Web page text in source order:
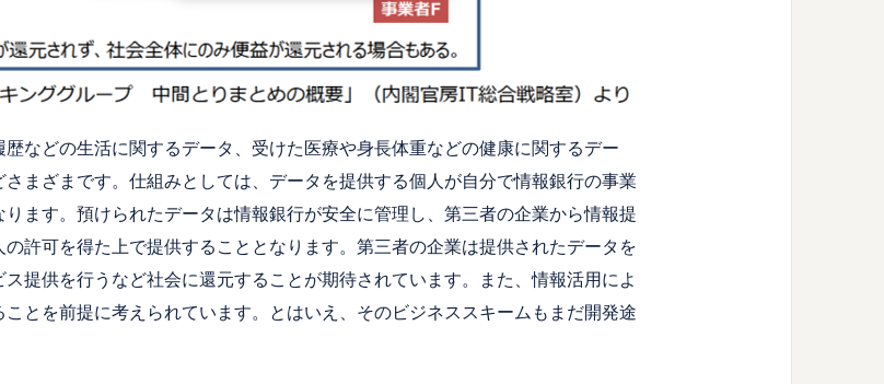
などの生活に関するデータ、受けた医療や身長体重などの健康に関するデー
まざまです。仕組みとしては、データを提供する個人が自分で情報銀行の事業
ます。預けられたデータは情報銀行が安全に管理し、第三者の企業から情報提
許可を得た上で提供することとなります。第三者の企業は提供されたデータを
提供を行うなど社会に還元することが期待されています。また、情報活用によ
とを前提に考えられています。とはいえ、そのビジネススキームもまだ開発途